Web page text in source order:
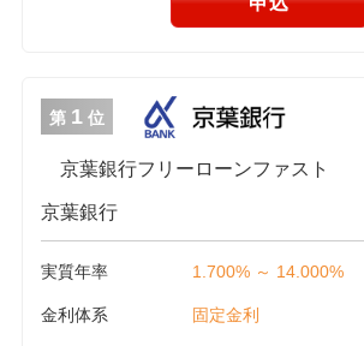
第 1 位
京葉銀行フリーローンファスト
京葉銀行
実質年率 1.700% ～ 14.000%
金利体系 固定金利